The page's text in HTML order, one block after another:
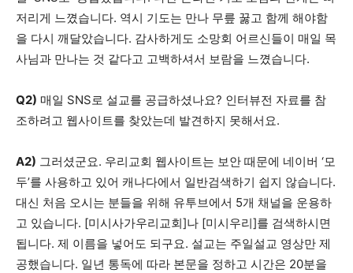
저리게 느꼈습니다. 역시 기도는 만나 무릎 꿇고 함께 해야함
을 다시 깨달았습니다. 감사하게도 소망회 어르신들이 매일 목
사님과 만나는 것 같다고 고백하셔서 보람을 느꼈습니다.
Q2) 매일 SNS로 설교를 공급하셨나요? 인터뷰전 자료를 참
조하려고 웹사이트를 찾았는데 발견하지 못해서요.
A2) 그러셨군요. 우리교회 웹사이트는 보안 때문에 네이버 ‘모
두’를 사용하고 있어 캐나다에서 일반검색하기 쉽지 않습니다.
대신 처음 오시는 분들을 위해 유투브에서 5개 채널을 운용하
고 있습니다. [미시사가우리교회]나 [미시우리]를 검색하시면
됩니다. 제 이름을 넣어도 되구요. 설교는 주일설교 영상만 제
공했습니다. 일년 통독에 따라 본문을 정하고 시간은 20분을